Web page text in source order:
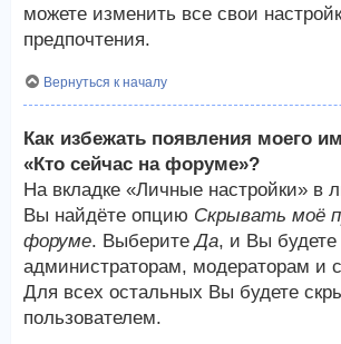
можете изменить все свои
предпочтения.
Вернуться к началу
Как избежать появления моего
«Кто сейчас на форуме»?
На вкладке «Личные настройки» в
Вы найдёте опцию Скрывать моё
форуме. ВыберитеДа, и Вы
администраторам, модераторам и
Для всех остальных Вы будете
пользователем.